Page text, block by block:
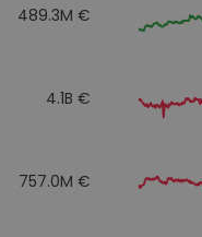
489.3M €
4.1B €
757.0M €